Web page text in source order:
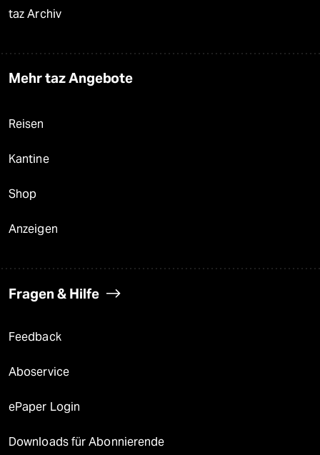
taz Archiv
Mehr taz Angebote
Reisen
Kantine
Shop
Anzeigen
Fragen & Hilfe
Feedback
Aboservice
ePaper Login
Downloads für Abonnierende